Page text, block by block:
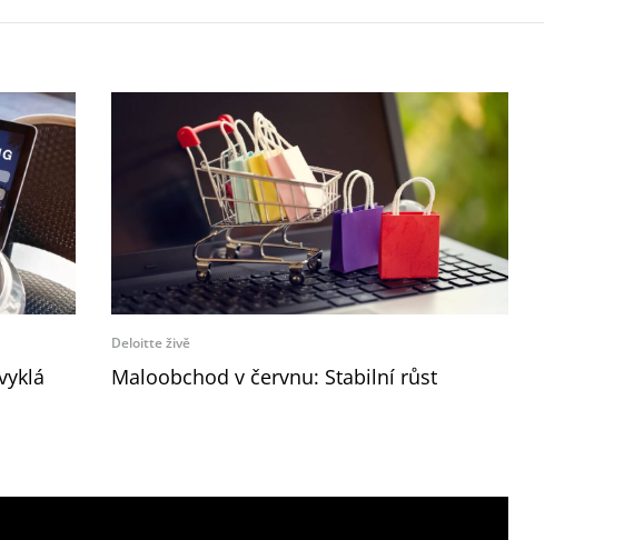
Deloitte živě
Maloobchod v červnu: Stabilní růst